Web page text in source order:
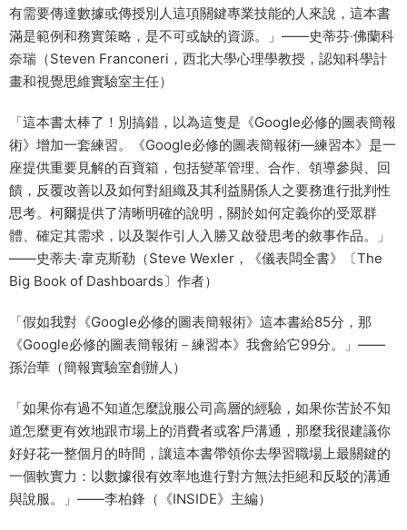
有需要傳達數據或傳授別人這項關鍵專業技能的人來說，這本書
滿是範例和務實策略，是不可或缺的資源。」——史蒂芬‧佛蘭科
奈瑞（Steven Franconeri，西北大學心理學教授，認知科學計
畫和視覺思維實驗室主任）
「這本書太棒了！別搞錯，以為這隻是《Google必修的圖表簡報
術》增加一套練習。《Google必修的圖表簡報術—練習本》是一
座提供重要見解的百寶箱，包括變革管理、合作、領導參與、回
饋，反覆改善以及如何對組織及其利益關係人之要務進行批判性
思考。柯爾提供了清晰明確的說明，關於如何定義你的受眾群
體、確定其需求，以及製作引人入勝又啟發思考的敘事作品。」
——史蒂夫‧韋克斯勒（Steve Wexler，《儀表闆全書》〔The
Big Book of Dashboards〕作者）
「假如我對《Google必修的圖表簡報術》這本書給85分，那
《Google必修的圖表簡報術－練習本》我會給它99分。」——
孫治華（簡報實驗室創辦人）
「如果你有過不知道怎麼說服公司高層的經驗，如果你苦於不知
道怎麼更有效地跟市場上的消費者或客戶溝通，那麼我很建議你
好好花一整個月的時間，讓這本書帶領你去學習職場上最關鍵的
一個軟實力：以數據很有效率地進行對方無法拒絕和反駁的溝通
與說服。」——李柏鋒（《INSIDE》主編）